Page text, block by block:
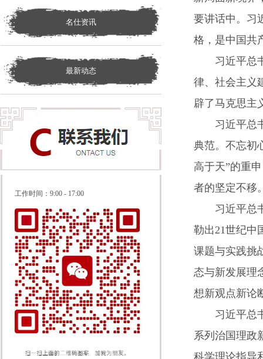
名仕资讯
最新动态
工作时间： 9:00 - 17:00
要讲话中。习
格，是中国共
习近平总书
律、社会主义
辟了马克思主
习近平总书
典范。不忘初
高于天”的重
者的坚定不移
习近平总书
勒出21世纪中
课题与实践挑
态与新发展理
想新观点新论
习近平总书
系列治国理政
科学理论指导